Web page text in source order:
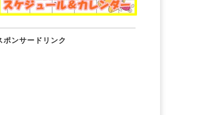
ポンサードリンク